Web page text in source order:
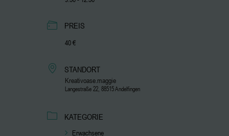
PREIS
40 €
STANDORT
Kreativoase.maggie
Langestraße 22, 88515 Andelfingen
KATEGORIE
Erwachsene